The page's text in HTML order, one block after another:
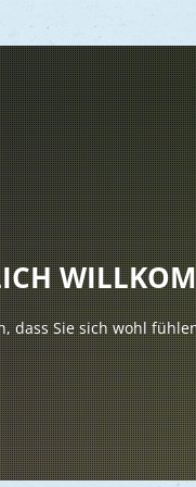
dass Sie sich wohl